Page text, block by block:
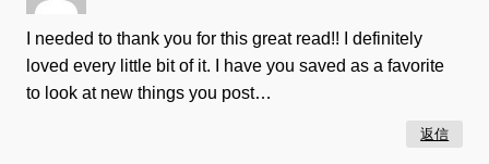
I needed to thank you for this great read!! I definitely
loved every little bit of it. I have you saved as a favorite
to look at new things you post…
返信